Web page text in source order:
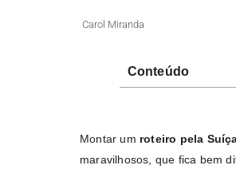
Carol Miranda
Conteúdo
Montar um roteiro pela
maravilhosos, que fica bem